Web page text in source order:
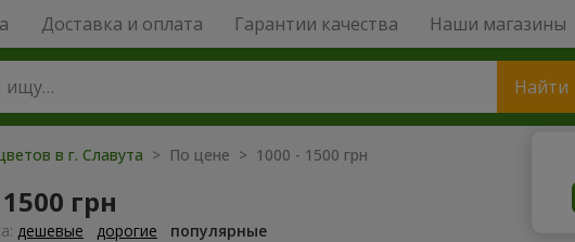
Доставка и оплата Гарантии качества Наши магазины
Найти
в г. Славута > По цене > 1000 - 1500 грн
грн
дешевые дорогие популярные